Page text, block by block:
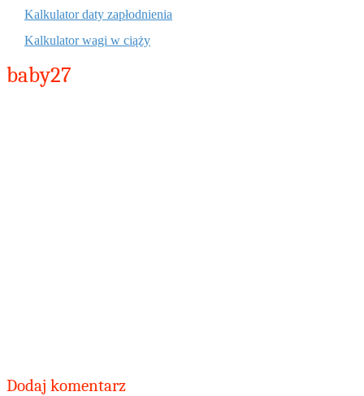
Kalkulator daty zapłodnienia
Kalkulator wagi w ciąży
baby27
Dodaj komentarz